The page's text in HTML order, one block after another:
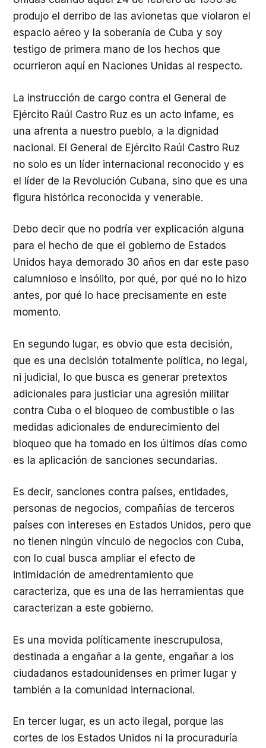
produjo el derribo de las avionetas que violaron el
espacio aéreo y la soberanía de Cuba y soy
testigo de primera mano de los hechos que
ocurrieron aquí en Naciones Unidas al respecto.
La instrucción de cargo contra el General de
Ejército Raúl Castro Ruz es un acto infame, es
una afrenta a nuestro pueblo, a la dignidad
nacional. El General de Ejército Raúl Castro Ruz
no solo es un líder internacional reconocido y es
el líder de la Revolución Cubana, sino que es una
figura histórica reconocida y venerable.
Debo decir que no podría ver explicación alguna
para el hecho de que el gobierno de Estados
Unidos haya demorado 30 años en dar este paso
calumnioso e insólito, por qué, por qué no lo hizo
antes, por qué lo hace precisamente en este
momento.
En segundo lugar, es obvio que esta decisión,
que es una decisión totalmente política, no legal,
ni judicial, lo que busca es generar pretextos
adicionales para justiciar una agresión militar
contra Cuba o el bloqueo de combustible o las
medidas adicionales de endurecimiento del
bloqueo que ha tomado en los últimos días como
es la aplicación de sanciones secundarias.
Es decir, sanciones contra países, entidades,
personas de negocios, compañías de terceros
países con intereses en Estados Unidos, pero que
no tienen ningún vínculo de negocios con Cuba,
con lo cual busca ampliar el efecto de
intimidación de amedrentamiento que
caracteriza, que es una de las herramientas que
caracterizan a este gobierno.
Es una movida políticamente inescrupulosa,
destinada a engañar a la gente, engañar a los
ciudadanos estadounidenses en primer lugar y
también a la comunidad internacional.
En tercer lugar, es un acto ilegal, porque las
cortes de los Estados Unidos ni la procuraduría